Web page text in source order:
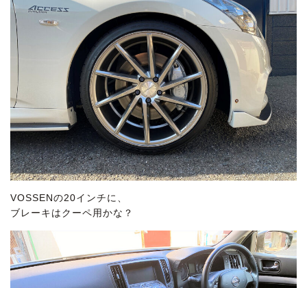
VOSSENの20インチに、
ブレーキはクーペ用かな？